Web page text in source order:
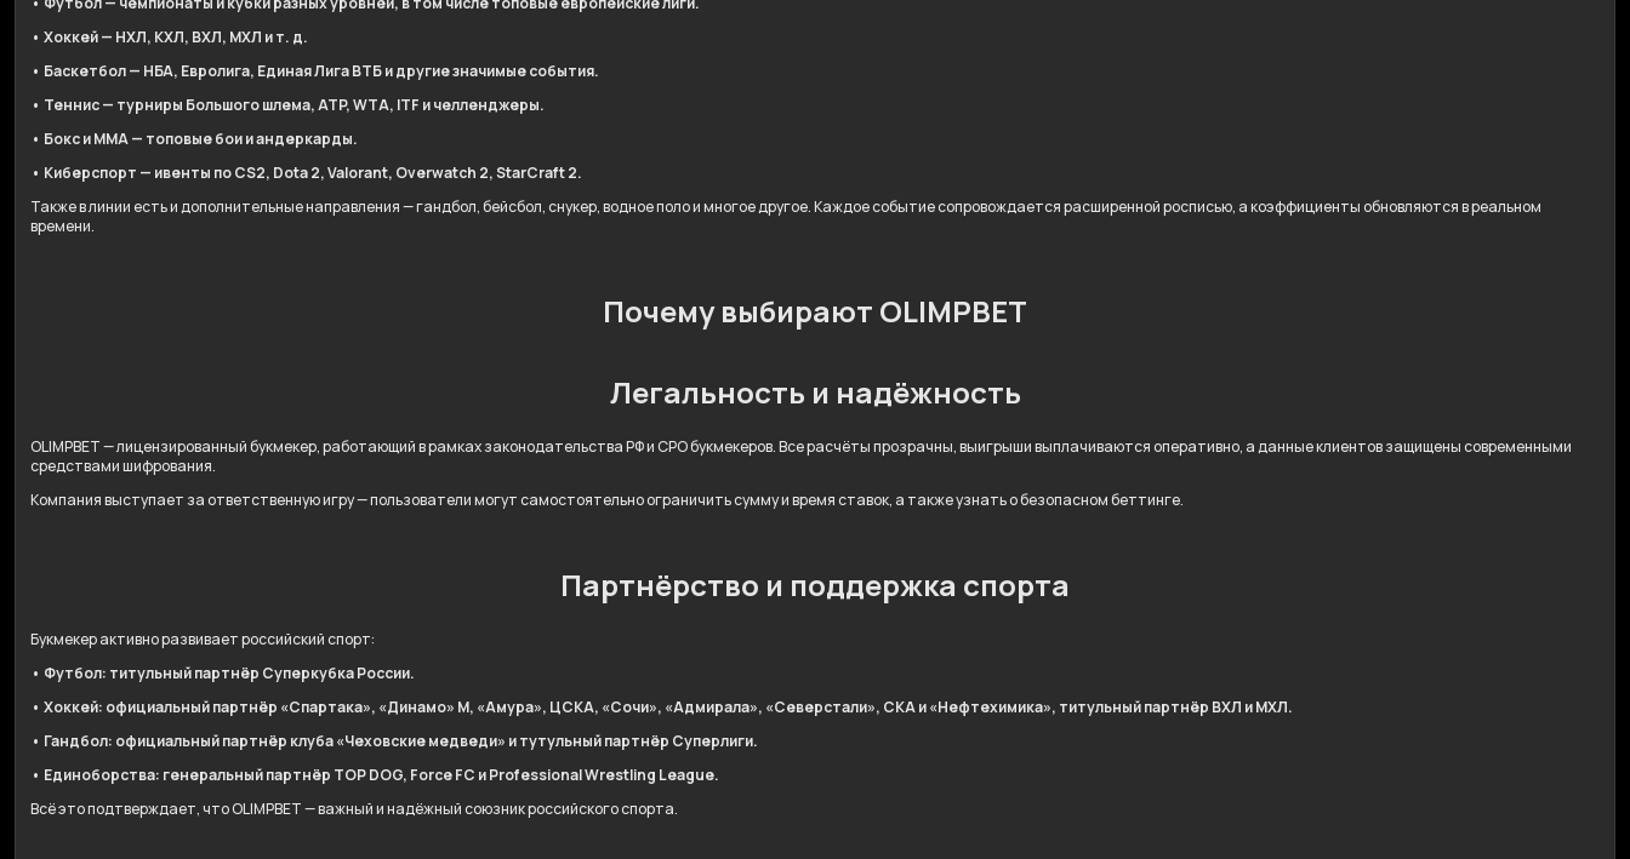
• Хоккей — НХЛ, КХЛ, ВХЛ, МХЛ и т. д.
• Баскетбол — НБА, Евролига, Единая Лига ВТБ и другие значимые события.
• Теннис — турниры Большого шлема, ATP, WTA, ITF и челленджеры.
• Бокс и ММА — топовые бои и андеркарды.
• Киберспорт — ивенты по CS2, Dota 2, Valorant, Overwatch 2, StarCraft 2.
Также в линии есть и дополнительные направления — гандбол, бейсбол, снукер, водное поло и многое другое. Каждое событие сопровождается расширенной росписью, а коэффициенты обновляются в реальном
времени.
Почему выбирают OLIMPBET
Легальность и надёжность
OLIMPBET — лицензированный букмекер, работающий в рамках законодательства РФ и СРО букмекеров. Все расчёты прозрачны, выигрыши выплачиваются оперативно, а данные клиентов защищены современными
средствами шифрования.
Компания выступает за ответственную игру — пользователи могут самостоятельно ограничить сумму и время ставок, а также узнать о безопасном беттинге.
Партнёрство и поддержка спорта
Букмекер активно развивает российский спорт:
• Футбол: титульный партнёр Суперкубка России.
• Хоккей: официальный партнёр «Спартака», «Динамо» М, «Амура», ЦСКА, «Сочи», «Адмирала», «Северстали», СКА и «Нефтехимика», титульный партнёр ВХЛ и МХЛ.
• Гандбол: официальный партнёр клуба «Чеховские медведи» и тутульный партнёр Суперлиги.
• Единоборства: генеральный партнёр TOP DOG, Force FC и Professional Wrestling League.
Всё это подтверждает, что OLIMPBET — важный и надёжный союзник российского спорта.